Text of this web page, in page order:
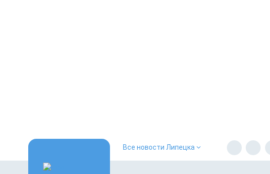
Все новости Липецка